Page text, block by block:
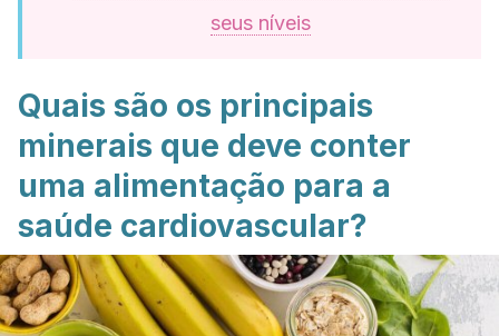
seus níveis
Quais são os principais
minerais que deve conter
uma alimentação para a
saúde cardiovascular?